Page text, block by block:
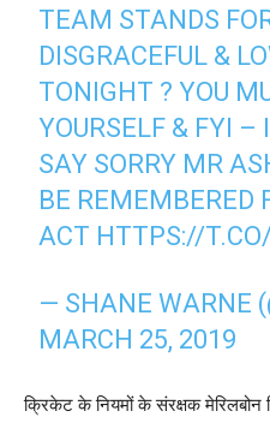
TEAM STANDS
DISGRACEFUL &
TONIGHT ? YOU
YOURSELF & FYI –
SAY SORRY MR
BE REMEMBERED
ACT HTTPS://
— SHANE WARNE
MARCH 25, 2019
क्रिकेट के नियमों के संरक्षक